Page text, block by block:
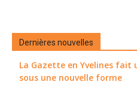
Dernières nouvelles
La Gazette en Yvelines fait
sous une nouvelle forme